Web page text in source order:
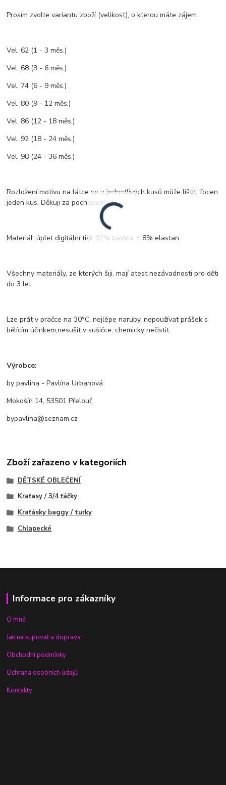
Prosím zvolte variantu zboží (velikost), o kterou máte zájem.
Vel. 62 (1 - 3 měs.)
Vel. 68 (3 - 6 měs.)
Vel. 74 (6 - 9 měs.)
Vel. 80 (9 - 12 měs.)
Vel. 86 (12 - 18 měs.)
Vel. 92 (18 - 24 měs.)
Vel. 98 (24 - 36 měs.)
Rozložení motivu na látce se u jednotlivých kusů může lištit, focen
jeden kus. Děkuji za pochopení :-)
Materiál: úplet digitální tisk 92% bavlna + 8% elastan
Všechny materiály, ze kterých šiji, mají atest nezávadnosti pro děti
do 3 let.
Lze prát v pračce na 30°C, nejlépe naruby, nepoužívat prášek s
bělícím účinkem,nesušit v sušičce, chemicky nečistit.
Výrobce:
by pavlina - Pavlína Urbanová
Mokošín 14, 53501 Přelouč
bypavlina@seznam.cz
Zboží zařazeno v kategoriích
DĚTSKÉ OBLEČENÍ
Kraťasy / 3/4 ťáčky
Kraťásky baggy / turky
Chlapecké
Informace pro zákazníky
O mně
Jak na kupovat a doprava
Obchodní podmínky
Ochrana osobních údajů
Kontakty